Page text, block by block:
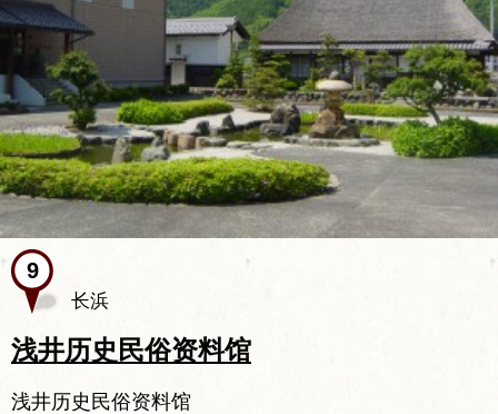
长浜
浅井历史民俗资料馆
浅井历史民俗资料馆